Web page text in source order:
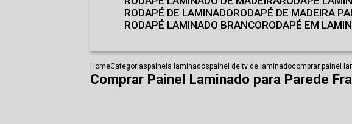
RODAPÉ DE LAMINADO RODAPÉ DE MADEIRA
RODAPÉ LAMINADO BRANCO RODAPÉ EM
HomeCategoriaspaineis laminadospainel de tv de laminadocomprar painel
Comprar Painel Laminado para Parede